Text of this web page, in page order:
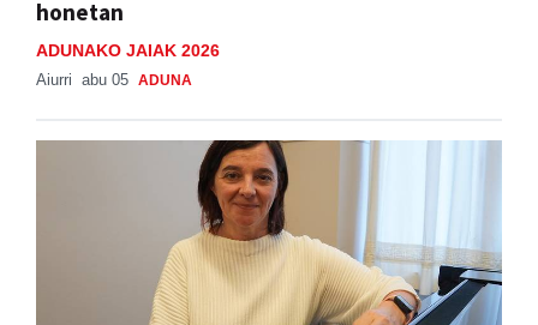
honetan
ADUNAKO JAIAK 2026
Aiurri abu 05 ADUNA